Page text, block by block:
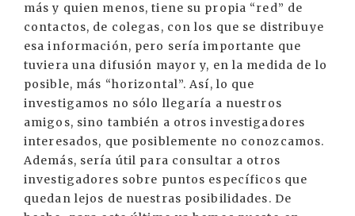
más y quien menos, tiene su propia “red” de
contactos, de colegas, con los que se distribuye
esa información, pero sería importante que
tuviera una difusión mayor y, en la medida de lo
posible, más “horizontal”. Así, lo que
investigamos no sólo llegaría a nuestros
amigos, sino también a otros investigadores
interesados, que posiblemente no conozcamos.
Además, sería útil para consultar a otros
investigadores sobre puntos específicos que
quedan lejos de nuestras posibilidades. De